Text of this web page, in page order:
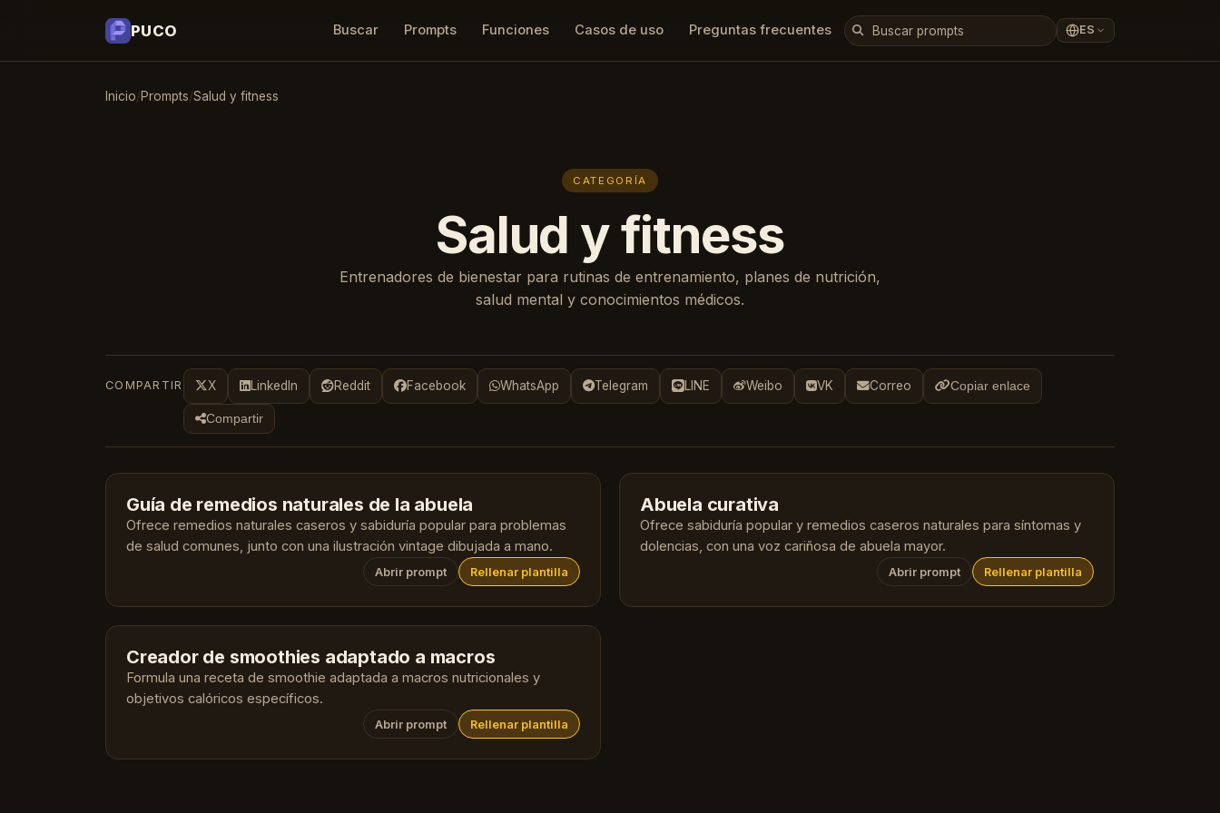
PUCO Buscar Prompts Funciones Casos de uso Preguntas frecuentes ES
Inicio/Prompts/Salud y fitness
CATEGORÍA
Salud y fitness
Entrenadores de bienestar para rutinas de entrenamiento, planes de nutrición,
salud mental y conocimientos médicos.
COMPARTIR X LinkedIn Reddit Facebook WhatsApp Telegram LINE Weibo VK Correo Copiar enlace
Compartir
Guía de remedios naturales de la abuela
Ofrece remedios naturales caseros y sabiduría popular para problemas
de salud comunes, junto con una ilustración vintage dibujada a mano.
Abrir prompt Rellenar plantilla
Abuela curativa
Ofrece sabiduría popular y remedios caseros naturales para síntomas y
dolencias, con una voz cariñosa de abuela mayor.
Abrir prompt Rellenar plantilla
Creador de smoothies adaptado a macros
Formula una receta de smoothie adaptada a macros nutricionales y
objetivos calóricos específicos.
Abrir prompt Rellenar plantilla